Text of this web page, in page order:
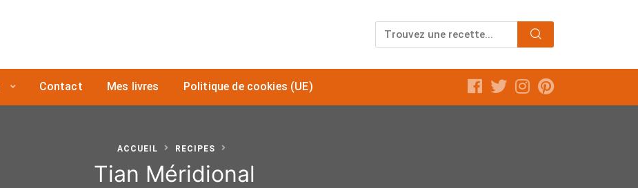
Contact Mes livres Politique de cookies (UE)
ACCUEIL RECIPES
Tian Méridional